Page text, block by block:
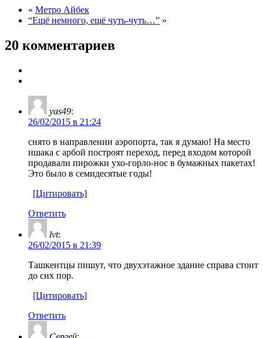
« Метро Айбек
“Ещё немного, ещё чуть-чуть…” »
20 комментариев
yas49:
26/02/2015 в 21:24
снято в направлении аэропорта, так я думаю! На место
ишака с арбой построят переход, перед входом которой
продавали пирожки ухо-горло-нос в бумажных пакетах!
Это было в семидесятые годы!
[Цитировать]
Ответить
lvt:
26/02/2015 в 21:39
Ташкентцы пишут, что двухэтажное здание справа стоит
до сих пор.
[Цитировать]
Ответить